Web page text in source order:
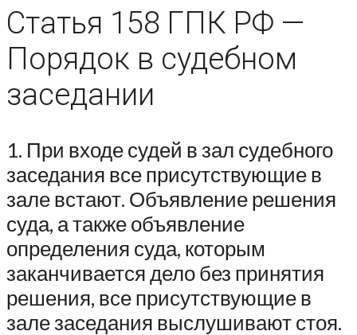
Статья 158 ГПК РФ —
Порядок в судебном
заседании
1. При входе судей в зал судебного
заседания все присутствующие в
зале встают. Объявление решения
суда, а также объявление
определения суда, которым
заканчивается дело без принятия
решения, все присутствующие в
зале заседания выслушивают стоя.